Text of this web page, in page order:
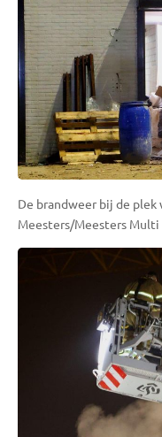
De brandweer bij de
Meesters/Meesters Multi